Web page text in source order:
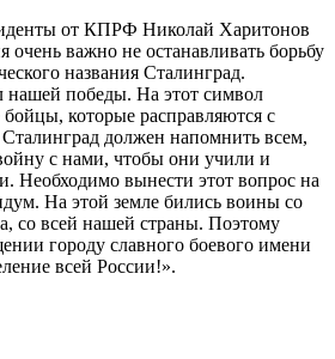
от КПРФ Николай Харитонов
очень важно не останавливать борьбу
названия Сталинград.
победы. На этот символ
бойцы, которые расправляются с
должен напомнить всем,
с нами, чтобы они учили и
Необходимо вынести этот вопрос на
На этой земле бились воины со
со всей нашей страны. Поэтому
городу славного боевого имени
всей России!».